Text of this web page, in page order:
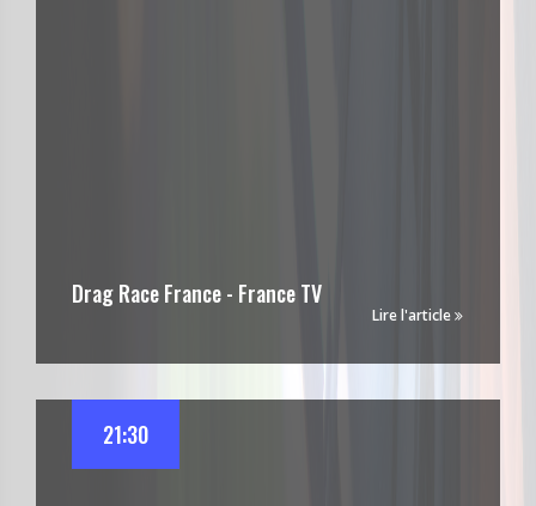
Drag Race France - France TV
Lire l'article
21:30